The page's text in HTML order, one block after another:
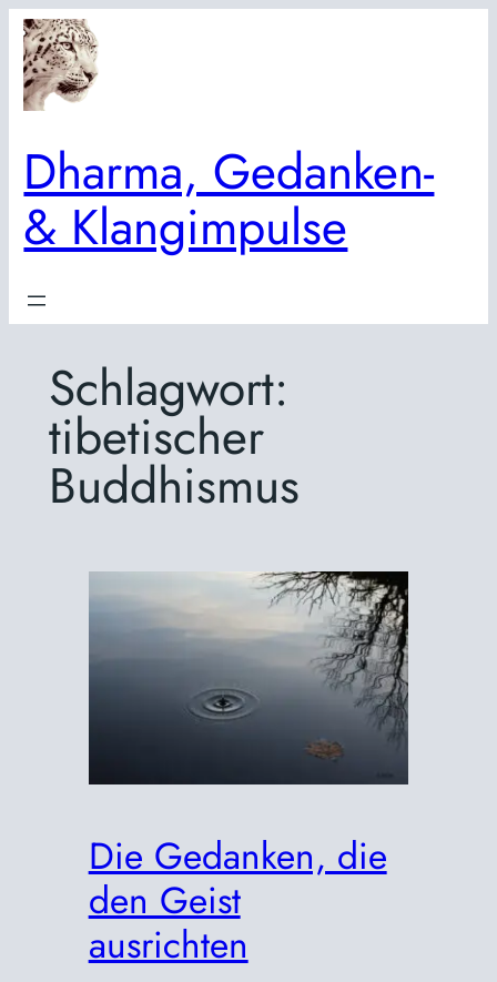
Zum
Inhalt
springen
Dharma, Gedanken-
& Klangimpulse
Schlagwort:
tibetischer
Buddhismus
Die Gedanken, die
den Geist
ausrichten